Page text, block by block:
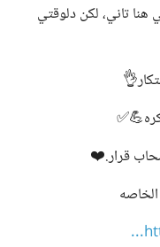
تاني، لكن دلوقتي
قرار.❤️